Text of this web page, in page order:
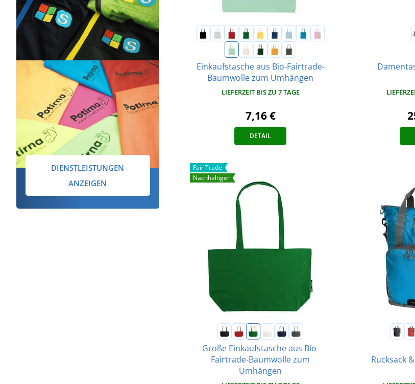
DIENSTLEISTUNGEN
ANZEIGEN
Einkaufstasche aus Bio-Fairtrade-
Baumwolle zum Umhängen
LIEFERZEIT BIS ZU 7 TAGE
7,16 €
DETAIL
Fair Trade
Nachhaltiger
Große Einkaufstasche aus Bio-
Fairtrade-Baumwolle zum
Umhängen
Rucksack